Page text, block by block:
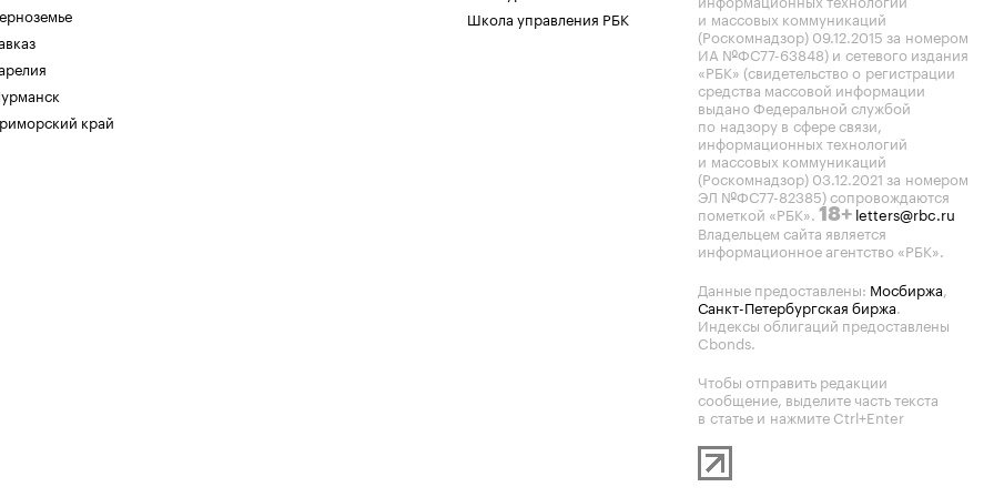
край
Школа управления РБК
и массовых коммуникаций
(Роскомнадзор) 09.12.2015 за номером
ИА №ФС77-63848) и сетевого издания
«РБК» (свидетельство о регистрации
средства массовой информации
выдано Федеральной службой
по надзору в сфере связи,
информационных технологий
и массовых коммуникаций
(Роскомнадзор) 03.12.2021 за номером
ЭЛ №ФС77-82385) сопровождаются
пометкой «РБК». 18+ letters@rbc.ru
Владельцем сайта является
информационное агентство «РБК».
Данные предоставлены: Мосбиржа,
Санкт-Петербургская биржа.
Индексы облигаций предоставлены
Cbonds.
Чтобы отправить редакции
сообщение, выделите часть текста
в статье и нажмите Ctrl+Enter